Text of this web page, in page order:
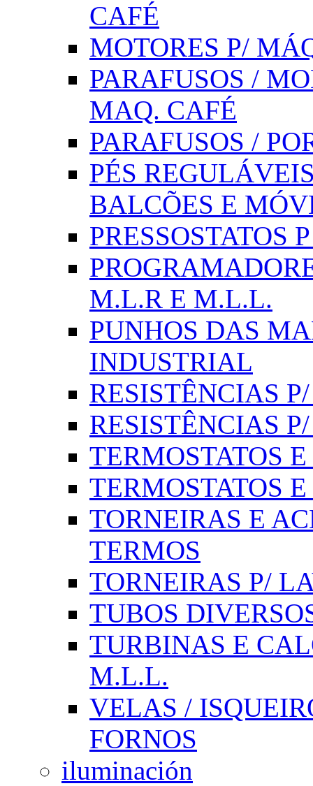
CAFÉ
MOTORES P/
PARAFUSOS /
MAQ. CAFÉ
PARAFUSOS /
PÉS
BALCÕES E
PRESSOSTATOS
M.L.R E M.L.L.
PUNHOS DAS
INDUSTRIAL
RESISTÊNCIAS
RESISTÊNCIAS
TERMOSTATOS
TERMOSTATOS
TORNEIRAS E
TERMOS
TORNEIRAS P/
TUBOS
TURBINAS E
M.L.L.
VELAS /
FORNOS
iluminación